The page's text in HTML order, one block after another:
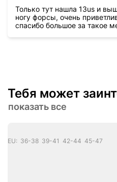
Только тут нашла 13us и
ногу форсы, очень
спасибо большое за такое
Тебя может
показать все
EU: 36-38 39-41 42-44 45-47